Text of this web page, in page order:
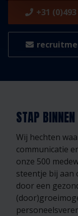
+31 (0)493
STAP
Wij hechten
communicatie
onze 500
steentje bij aan
door een